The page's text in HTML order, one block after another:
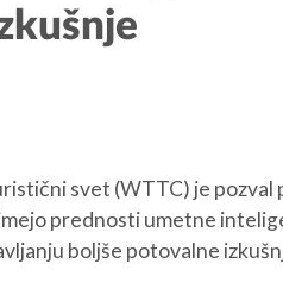
svet (WTTC) je pozval
prednosti umetne
boljše potovalne